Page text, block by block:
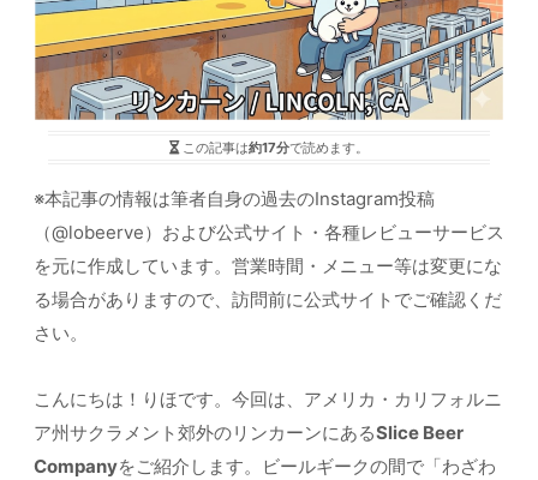
この記事は約17分で読めます。
※本記事の情報は筆者自身の過去のInstagram投稿
（@lobeerve）および公式サイト・各種レビューサービス
を元に作成しています。営業時間・メニュー等は変更にな
る場合がありますので、訪問前に公式サイトでご確認くだ
さい。
こんにちは！りほです。今回は、アメリカ・カリフォルニ
ア州サクラメント郊外のリンカーンにあるSlice Beer
Companyをご紹介します。ビールギークの間で「わざわ